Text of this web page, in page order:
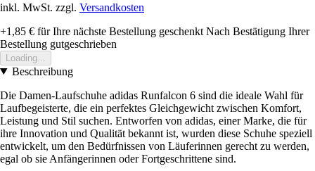
inkl. MwSt. zzgl. Versandkosten
+1,85 € für Ihre nächste Bestellung geschenkt Nach Bestätigung Ihrer
Bestellung gutgeschrieben
Loading...
Beschreibung
Die Damen-Laufschuhe adidas Runfalcon 6 sind die ideale Wahl für
Laufbegeisterte, die ein perfektes Gleichgewicht zwischen Komfort,
Leistung und Stil suchen. Entworfen von adidas, einer Marke, die für
ihre Innovation und Qualität bekannt ist, wurden diese Schuhe speziell
entwickelt, um den Bedürfnissen von Läuferinnen gerecht zu werden,
egal ob sie Anfängerinnen oder Fortgeschrittene sind.